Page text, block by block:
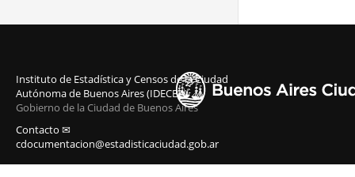
Instituto de Estadística y Censos de la Ciudad
Autónoma de Buenos Aires (IDECBA)
Gobierno de la Ciudad de Buenos Aires
Contacto ✉
cdocumentacion@estadisticaciudad.gob.ar